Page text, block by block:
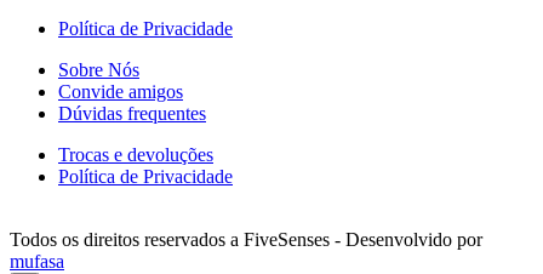
Política de Privacidade
Sobre Nós
Convide amigos
Dúvidas frequentes
Trocas e devoluções
Política de Privacidade
Todos os direitos reservados a FiveSenses - Desenvolvido por
mufasa